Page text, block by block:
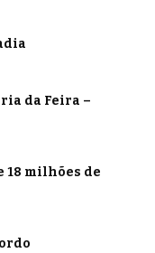
da Feira –
18 milhões de